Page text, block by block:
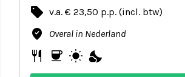
local_offer v.a. € 23,50 p.p. (incl. btw)
where_to_vote Overal in Nederland
restaurant coffee wb_sunny nights_stay